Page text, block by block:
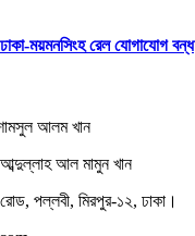
ময়মনসিংহ রেল যোগাযোগ বন্ধ
আলম খান
আল মামুন খান
পল্লবী, মিরপুর-১২, ঢাকা।